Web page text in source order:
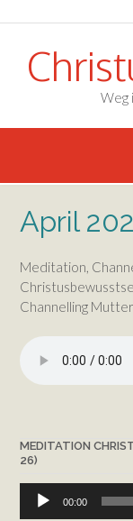
to
content
Weg
April
Meditation,
Channelling
MEDITATION
26)
Audio-
Player
00:00